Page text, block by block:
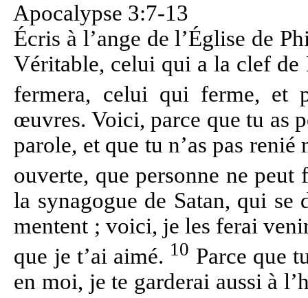
Apocalypse 3:7-13
Écris à l’ange de l’Église de
Véritable, celui qui a la clef de
fermera, celui qui ferme, et
œuvres. Voici, parce que tu as
parole, et que tu n’as pas
ouverte, que personne ne peut
la synagogue de Satan, qui
mentent ; voici, je les ferai
que je t’ai aimé. 10 Parce que
en moi, je te garderai aussi à